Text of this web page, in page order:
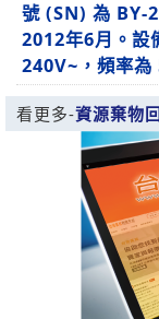
號 (SN) 為 BY-
2012年6月。設
240V~，頻率為
看更多-資源棄物